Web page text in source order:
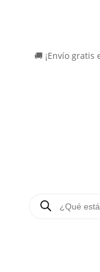
🚚 ¡Envío gratis
productos